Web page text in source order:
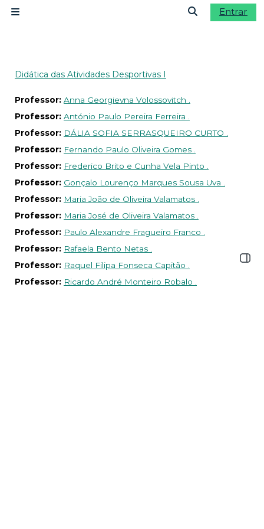
Entrar
Abrir
Didática das Atividades Desportivas I
Professor: Anna Georgievna Volossovitch .
Professor: António Paulo Pereira Ferreira .
Professor: DÁLIA SOFIA SERRASQUEIRO CURTO .
Professor: Fernando Paulo Oliveira Gomes .
Professor: Frederico Brito e Cunha Vela Pinto .
Professor: Gonçalo Lourenço Marques Sousa Uva .
Professor: Maria João de Oliveira Valamatos .
Professor: Maria José de Oliveira Valamatos .
Professor: Paulo Alexandre Fragueiro Franco .
Professor: Rafaela Bento Netas .
Professor: Raquel Filipa Fonseca Capitão .
Professor: Ricardo André Monteiro Robalo .